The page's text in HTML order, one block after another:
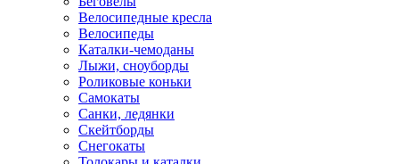
Велосипедные кресла
Велосипеды
Каталки-чемоданы
Лыжи, сноуборды
Роликовые коньки
Самокаты
Санки, ледянки
Скейтборды
Снегокаты